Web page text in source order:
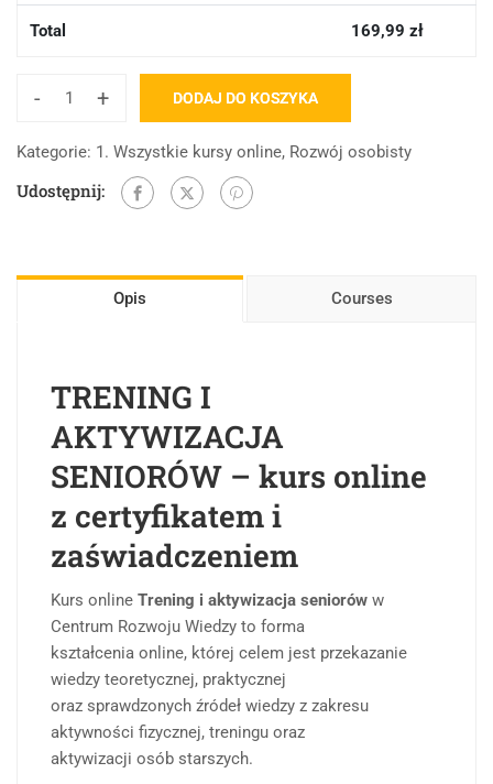
Total 169,99 zł
- + DODAJ DO KOSZYKA
Kategorie: 1. Wszystkie kursy online, Rozwój osobisty
Udostępnij:
Opis Courses
TRENING I
AKTYWIZACJA
SENIORÓW – kurs online
z certyfikatem i
zaświadczeniem
Kurs online Trening i aktywizacja seniorów w
Centrum Rozwoju Wiedzy to forma
kształcenia online, której celem jest przekazanie
wiedzy teoretycznej, praktycznej
oraz sprawdzonych źródeł wiedzy z zakresu
aktywności fizycznej, treningu oraz
aktywizacji osób starszych.